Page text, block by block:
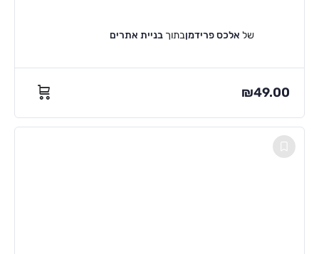
של אלכס פרידמןבתוך בניית אתרים
₪49.00